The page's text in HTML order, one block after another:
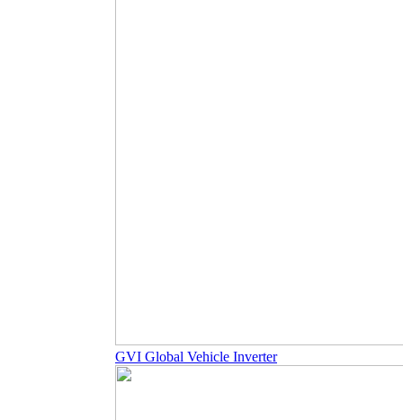
GVI Global Vehicle Inverter